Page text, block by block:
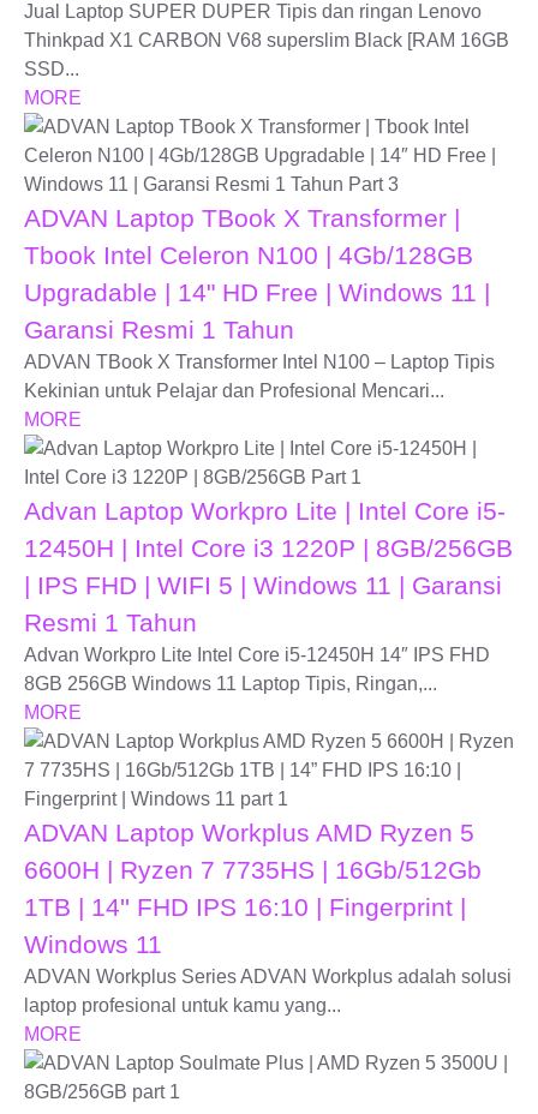
Jual Laptop SUPER DUPER Tipis dan ringan Lenovo
Thinkpad X1 CARBON V68 superslim Black [RAM 16GB
SSD...
MORE
ADVAN Laptop TBook X Transformer |
Tbook Intel Celeron N100 | 4Gb/128GB
Upgradable | 14" HD Free | Windows 11 |
Garansi Resmi 1 Tahun
ADVAN TBook X Transformer Intel N100 – Laptop Tipis
Kekinian untuk Pelajar dan Profesional Mencari...
MORE
Advan Laptop Workpro Lite | Intel Core i5-
12450H | Intel Core i3 1220P | 8GB/256GB
| IPS FHD | WIFI 5 | Windows 11 | Garansi
Resmi 1 Tahun
Advan Workpro Lite Intel Core i5-12450H 14″ IPS FHD
8GB 256GB Windows 11 Laptop Tipis, Ringan,...
MORE
ADVAN Laptop Workplus AMD Ryzen 5
6600H | Ryzen 7 7735HS | 16Gb/512Gb
1TB | 14'' FHD IPS 16:10 | Fingerprint |
Windows 11
ADVAN Workplus Series ADVAN Workplus adalah solusi
laptop profesional untuk kamu yang...
MORE